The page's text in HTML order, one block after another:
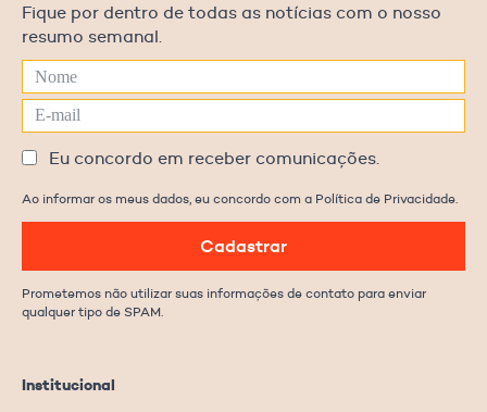
Institucional
Fique por dentro de todas as notícias com o nosso
resumo semanal.
Eu concordo em receber comunicações.
Ao informar os meus dados, eu concordo com a Política de Privacidade.
Cadastrar
Prometemos não utilizar suas informações de contato para enviar
qualquer tipo de SPAM.